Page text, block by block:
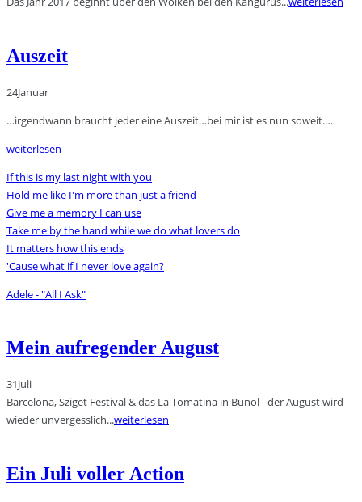
Auszeit
24Januar
…irgendwann braucht jeder eine Auszeit…bei mir ist es nun soweit.…
weiterlesen
If this is my last night with you
Hold me like I'm more than just a friend
Give me a memory I can use
Take me by the hand while we do what lovers do
It matters how this ends
'Cause what if I never love again?
Adele - "All I Ask"
Mein aufregender August
31Juli
Barcelona, Sziget Festival & das La Tomatina in Bunol - der August wird
wieder unvergesslich...weiterlesen
Ein Juli voller Action